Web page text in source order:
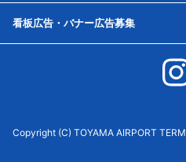
看板広告・バナー広告募集
Copyright (C) TOYAMA AIRPORT